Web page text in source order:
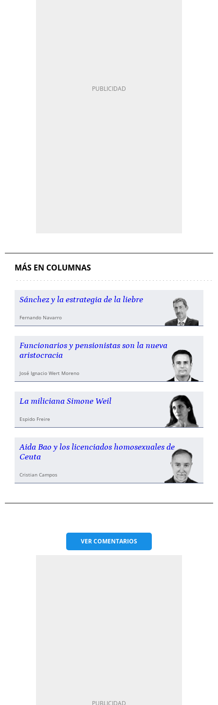
MÁS EN COLUMNAS
Sánchez y la estrategia de la liebre
Fernando Navarro
Funcionarios y pensionistas son la nueva
aristocracia
José Ignacio Wert Moreno
La miliciana Simone Weil
Espido Freire
Aida Bao y los licenciados homosexuales de
Ceuta
Cristian Campos
VERCOMENTARIOS